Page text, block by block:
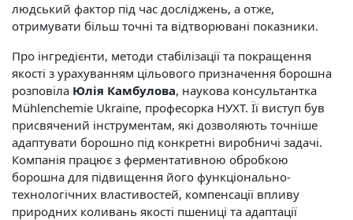
людський фактор під час досліджень, а отже,
отримувати більш точні та відтворювані показники.
Про інгредієнти, методи стабілізації та покращення
якості з урахуванням цільового призначення борошна
розповіла Юлія Камбулова, наукова консультантка
Mühlenchemie Ukraine, професорка НУХТ. Її виступ був
присвячений інструментам, які дозволяють точніше
адаптувати борошно під конкретні виробничі задачі.
Компанія працює з ферментативною обробкою
борошна для підвищення його функціонально-
технологічних властивостей, компенсації впливу
природних коливань якості пшениці та адаптації